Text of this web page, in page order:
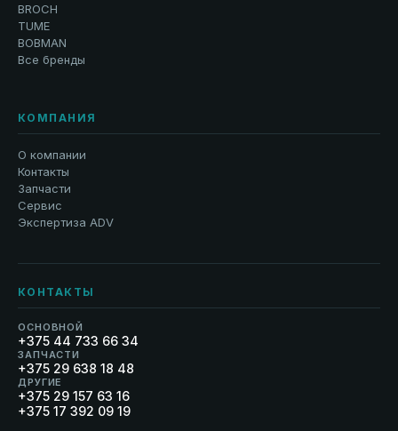
BROCH
TUME
BOBMAN
Все бренды
КОМПАНИЯ
О компании
Контакты
Запчасти
Сервис
Экспертиза ADV
КОНТАКТЫ
ОСНОВНОЙ
+375 44 733 66 34
ЗАПЧАСТИ
+375 29 638 18 48
ДРУГИЕ
+375 29 157 63 16
+375 17 392 09 19